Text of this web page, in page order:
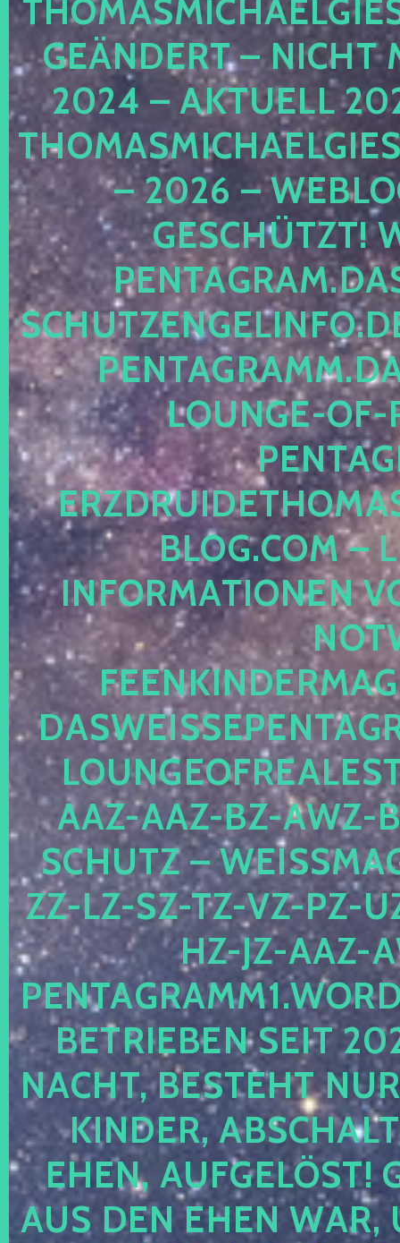
GEÄNDERT – NICHT
2024 – AKTUELL
– 2026 –
ESCHÜTZT!
OUNGE-OF-
LOG.COM –
NFORMATIONEN
AZ-AAZ-BZ-AWZ-
CHUTZ –
-LZ-SZ-TZ-VZ-PZ-UZ-
-JZ-AAZ-
TRIEBEN SEIT 2024
CHT, BESTEHT NUR
NDER,
EN, AUFGELÖST!
S DEN EHEN WAR,